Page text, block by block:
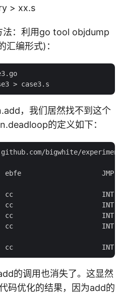
> xx.s
法：利用go tool objdump
汇编形式)：
，我们居然找不到这个
的定义如下：
github.com/bigwhite/
ebfe                    JMP
cc                      INT
cc                      INT
cc                      INT
cc                      INT
的调用也消失了。这显然
码优化的结果，因为add的